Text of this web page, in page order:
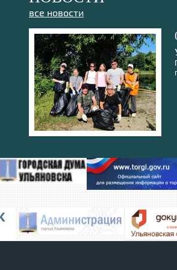
все новости